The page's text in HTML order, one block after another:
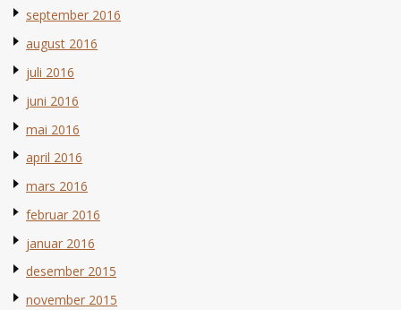
september 2016
august 2016
juli 2016
juni 2016
mai 2016
april 2016
mars 2016
februar 2016
januar 2016
desember 2015
november 2015